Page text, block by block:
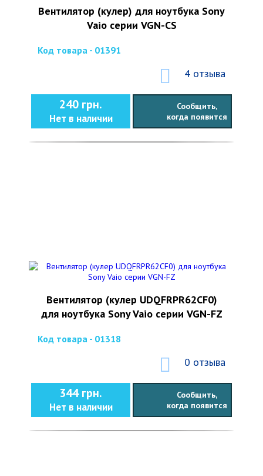
Вентилятор (кулер) для ноутбука Sony
Vaio серии VGN-CS
Код товара - 01391
4 отзыва
240 грн.
Нет в наличии
Сообщить,
когда появится
Вентилятор (кулер UDQFRPR62CF0)
для ноутбука Sony Vaio серии VGN-FZ
Код товара - 01318
0 отзыва
344 грн.
Нет в наличии
Сообщить,
когда появится